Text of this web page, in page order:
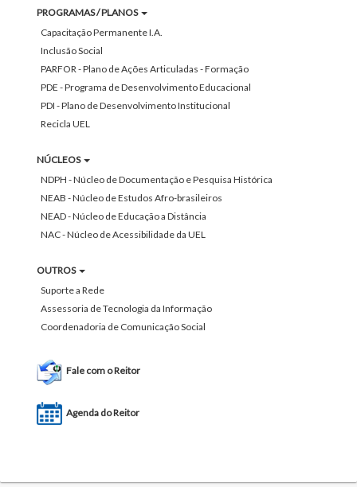
PROGRAMAS / PLANOS
Capacitação Permanente I.A.
Inclusão Social
PARFOR - Plano de Ações Articuladas - Formação
PDE - Programa de Desenvolvimento Educacional
PDI - Plano de Desenvolvimento Institucional
Recicla UEL
NÚCLEOS
NDPH - Núcleo de Documentação e Pesquisa Histórica
NEAB - Núcleo de Estudos Afro-brasileiros
NEAD - Núcleo de Educação a Distância
NAC - Núcleo de Acessibilidade da UEL
OUTROS
Suporte a Rede
Assessoria de Tecnologia da Informação
Coordenadoria de Comunicação Social
Fale com o Reitor
Agenda do Reitor